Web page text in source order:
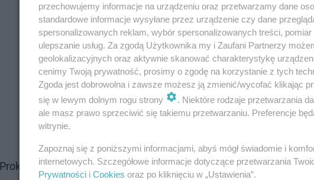
znalazła nową miłość! I adoptowała psa po przejściach
przechowujemy informacje na urządzeniu oraz przetwarzamy dane
standardowe informacje wysyłane przez urządzenie czy dane
spersonalizowanych reklam, wybór spersonalizowanych treści,
ulepszanie usług. Za zgodą Użytkownika my i Zaufani Partnerzy
geolokalizacyjnych oraz aktywnie skanować charakterystykę
cenimy Twoją prywatność, prosimy o zgodę na korzystanie z tych
Zgoda jest dobrowolna i zawsze możesz ją zmienić/wycofać klikając
się w lewym dolnym rogu strony
. Niektóre rodzaje przetwarzania
ale masz prawo sprzeciwić się takiemu przetwarzaniu. Preferencje
witrynie.
Zapoznaj się z poniższymi informacjami, abyś mógł świadomie i
internetowych. Szczegółowe informacje dotyczące przetwarzania
Prywatności i Cookies oraz po kliknięciu w „Ustawienia”.